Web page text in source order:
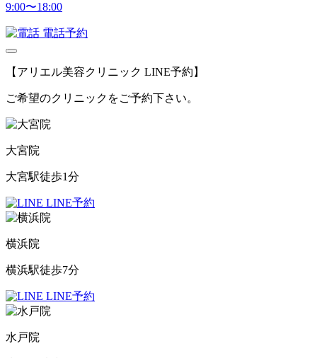
9:00〜18:00
電話予約
【アリエル美容クリニック LINE予約】
ご希望のクリニックをご予約下さい。
大宮院
大宮駅徒歩1分
LINE予約
横浜院
横浜駅徒歩7分
LINE予約
水戸院